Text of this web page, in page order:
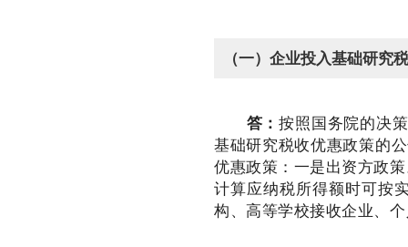
（一）企业投入基础研究
答：按照国务院的决
基础研究税收优惠政策的
优惠政策：一是出资方政
计算应纳税所得额时可按
构、高等学校接收企业、